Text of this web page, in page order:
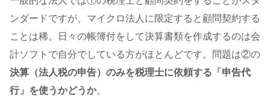
ンダードですが、マイクロ法人に限定すると顧問契約する
ことは稀。日々の帳簿付をして決算書類を作成するのは会
計ソフトで自分でしている方がほとんどです。問題は②の
決算（法人税の申告）のみを税理士に依頼する「申告代
行」を使うかどうか。